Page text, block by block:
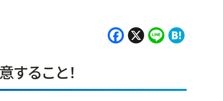
Facebook
X Line
ること！